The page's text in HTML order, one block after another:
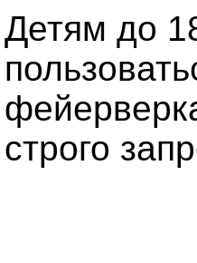
Детям до
строго